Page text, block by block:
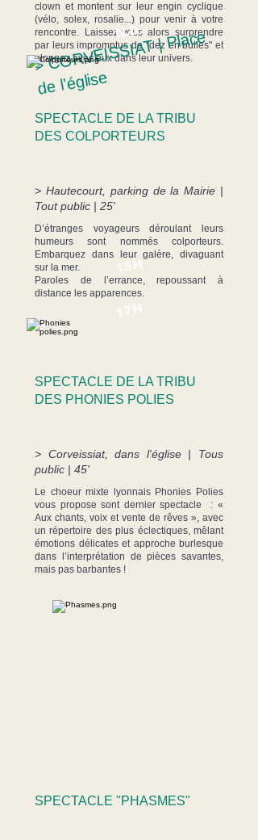
clown et montent sur leur engin cyclique
(vélo, solex, rosalie...) pour venir à votre
rencontre. Laissez-vous alors surprendre
par leurs impromptus de "dez en bulles" et
plongez avec eux dans leur univers.
N.D.
>
C
O
R
V
EI
S
SI
A
T |
Place
de l'église
SPECTACLE DE LA TRIBU
DES COLPORTEURS
> Hautecourt, parking de la Mairie |
Tout public | 25'
D’étranges voyageurs déroulant leurs
humeurs sont nommés colporteurs.
Embarquez dans leur galère, divaguant
sur la mer.
Paroles de l’errance, repoussant à
distance les apparences.
SPECTACLE DE LA TRIBU
DES PHONIES POLIES
> Corveissiat, dans l'église| Tous
public | 45'
Le choeur mixte lyonnais Phonies Polies
vous propose sont dernier spectacle
: «
Aux chants, voix et vente de rêves », avec
un répertoire des plus éclectiques, mêlant
émotions délicates et approche burlesque
dans l’interprétation de pièces savantes,
mais pas barbantes !
SPECTACLE "PHASMES"